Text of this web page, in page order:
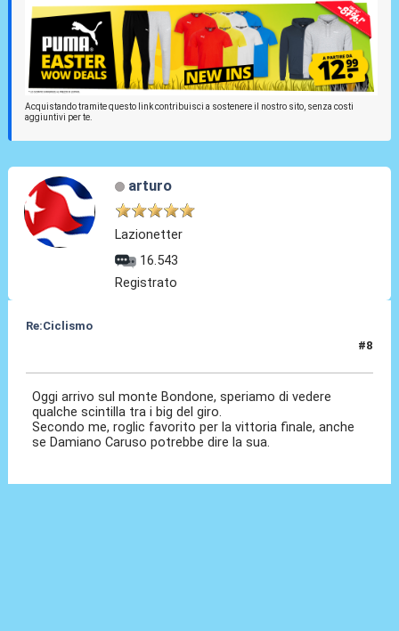
Acquistando tramite questo link contribuisci a sostenere il nostro sito, senza costi
aggiuntivi per te.
arturo
Lazionetter
16.543
Registrato
Re:Ciclismo
#8
Oggi arrivo sul monte Bondone, speriamo di vedere
qualche scintilla tra i big del giro.
Secondo me, roglic favorito per la vittoria finale, anche
se Damiano Caruso potrebbe dire la sua.